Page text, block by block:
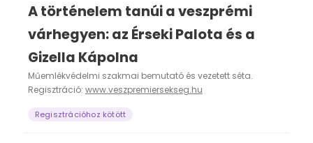
A történelem tanúi a veszprémi
várhegyen: az Érseki Palota és a
Gizella Kápolna
Műemlékvédelmi szakmai bemutató és vezetett séta.
Regisztráció: www.veszpremiersekseg.hu
Regisztrációhoz kötött